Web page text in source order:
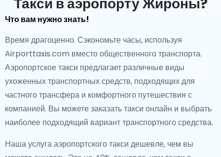
Что вам нужно знать!
Время драгоценно. Сэкономьте часы, используя
Airporttaxis.com вместо общественного транспорта.
Аэропортское такси предлагает различные виды
ухоженных транспортных средств, подходящих для
частного трансфера и комфортного путешествия с
компанией. Вы можете заказать такси онлайн и выбрать
наиболее подходящий вариант транспортного средства.
Наша услуга аэропортского такси дешевле, чем вы